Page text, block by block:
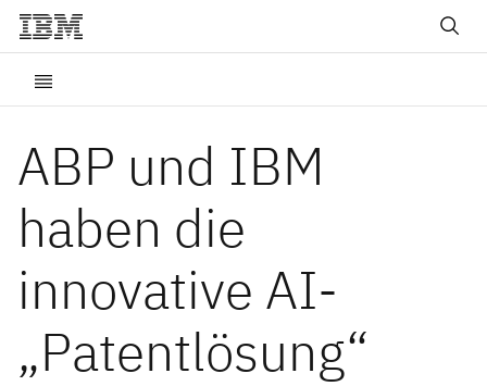
ABP und IBM
haben die
innovative AI-
„Patentlösung“